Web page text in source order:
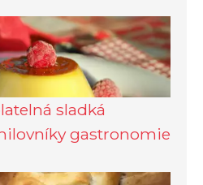
sladká
gastronomie